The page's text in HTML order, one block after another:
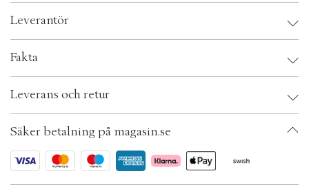
t
n
rengöra två gånger för att få huden ordentligt ren. Den första rengöringen
tar bort makeupen, och den andra tar bort smuts och rengör på djupet. Ska
Leverantör
Fakta
EAN: 5700002067616
ID: AFAQ74-0008
Leverans och retur
Säker betalning på magasin.se